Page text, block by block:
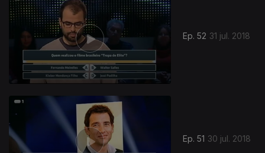
Ep. 52 31 jul. 2018
Ep. 51 30 jul. 2018